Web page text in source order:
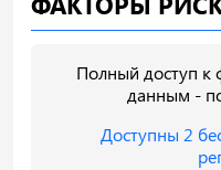
Полный доступ к
данным -
Доступны 2